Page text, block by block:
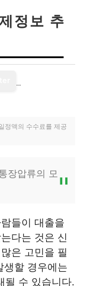
정보 추
정액의 수수료를 제공
장압류의 모
들이 대출을
다는 것은 신
은 고민을 필
생할 경우에는
될 수 있습니다.